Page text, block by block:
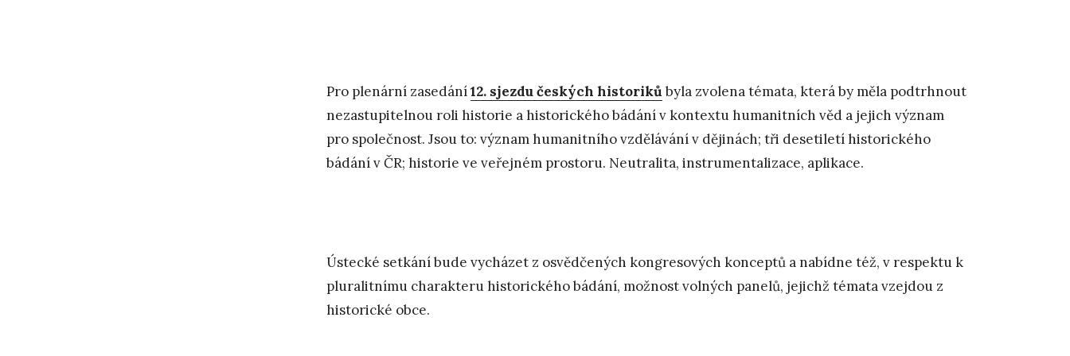
Pro plenární zasedání12. sjezdu českých historikůbyla zvolena témata, která by měla podtrhnout
nezastupitelnou roli historie a historického bádání v kontextu humanitních věd a jejich význam
pro společnost. Jsou to: význam humanitního vzdělávání v dějinách; tři desetiletí historického
bádání v ČR; historie ve veřejném prostoru. Neutralita, instrumentalizace, aplikace.
Ústecké setkání bude vycházet z osvědčených kongresových konceptů a nabídne též, v respektu k
pluralitnímu charakteru historického bádání, možnost volných panelů, jejichž témata vzejdou z
historické obce.